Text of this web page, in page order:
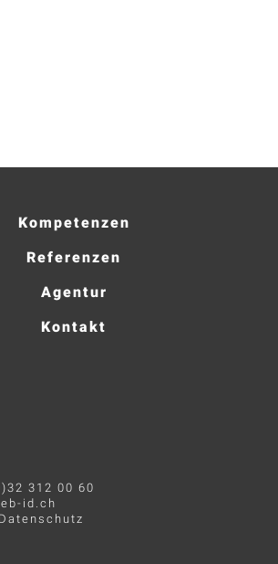
Kompetenzen
Referenzen
Agentur
Kontakt
312 00 60
id.ch